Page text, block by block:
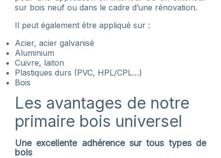
sur bois neuf ou dans le cadre d’une rénovation.
Il peut également être appliqué sur :
Acier, acier galvanisé
Aluminium
Cuivre, laiton
Plastiques durs (PVC, HPL/CPL…)
Bois
Les avantages de notre
primaire bois universel
Une excellente adhérence sur tous types de
bois